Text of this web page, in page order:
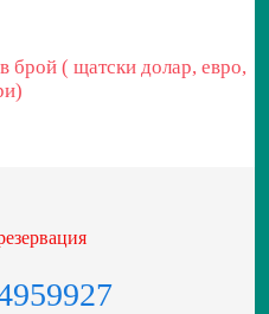
брой ( щатски долар, евро,